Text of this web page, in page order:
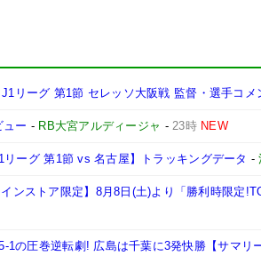
リーグ 第1節 セレッソ大阪戦 監督・選手コメ
ー - RB大宮アルディージャ -23時 NEW
リーグ 第1節 vs 名古屋】トラッキングデータ -
インストア限定】8月8日(土)より「勝利時限定
1の圧巻逆転劇! 広島は千葉に3発快勝【サマリ